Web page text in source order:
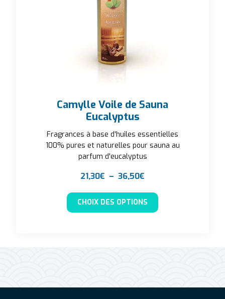
Camylle Voile de Sauna
Eucalyptus
Fragrances à base d'huiles essentielles
100% pures et naturelles pour sauna au
parfum d'eucalyptus
21,30€ – 36,50€
CHOIX DES OPTIONS